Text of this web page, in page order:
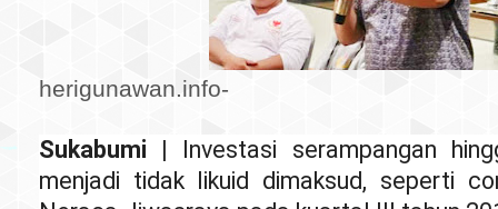
herigunawan.info-
Sukabumi | Investasi serampangan
menjadi tidak likuid dimaksud, seperti